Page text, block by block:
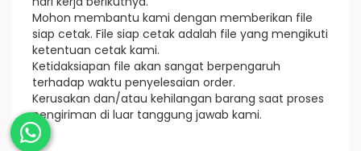
Mohon membantu kami dengan memberikan file
siap cetak. File siap cetak adalah file yang mengikuti
ketentuan cetak kami.
Ketidaksiapan file akan sangat berpengaruh
terhadap waktu penyelesaian order.
Kerusakan dan/atau kehilangan barang saat proses
pengiriman di luar tanggung jawab kami.